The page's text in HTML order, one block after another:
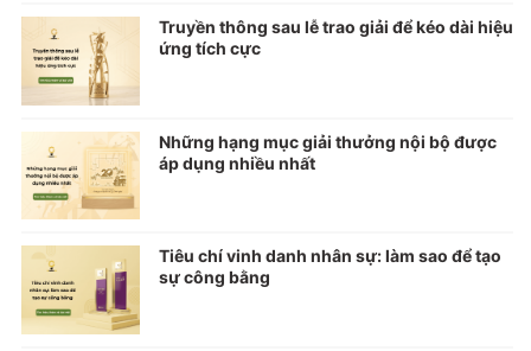
Truyền thông sau lễ trao giải để kéo dài hiệu
ứng tích cực
Những hạng mục giải thưởng nội bộ được
áp dụng nhiều nhất
Tiêu chí vinh danh nhân sự: làm sao để tạo
sự công bằng